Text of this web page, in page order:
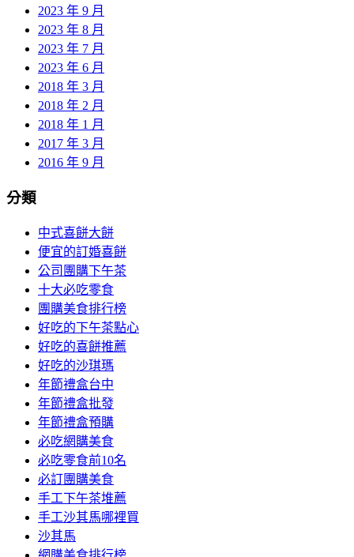
2023 年 9 月
2023 年 8 月
2023 年 7 月
2023 年 6 月
2018 年 3 月
2018 年 2 月
2018 年 1 月
2017 年 3 月
2016 年 9 月
分類
中式喜餅大餅
便宜的訂婚喜餅
公司團購下午茶
十大必吃零食
團購美食排行榜
好吃的下午茶點心
好吃的喜餅推薦
好吃的沙琪瑪
年節禮盒台中
年節禮盒批發
年節禮盒預購
必吃網購美食
必吃零食前10名
必訂團購美食
手工下午茶堆薦
手工沙其馬哪裡買
沙其馬